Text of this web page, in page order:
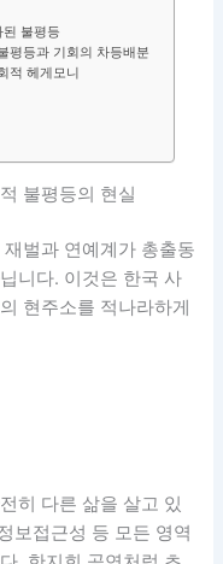
불평등
평등과 기회의 차등배분
적 헤게모니
불평등의 현실
벌과 연예계가 총출동
니다. 이것은 한국 사
현주소를 적나라하게
히 다른 삶을 살고 있
보접근성 등 모든 영역